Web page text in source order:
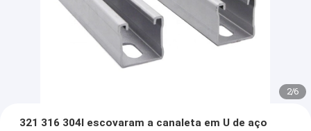
2/6
321 316 304l escovaram a canaleta em U de aço